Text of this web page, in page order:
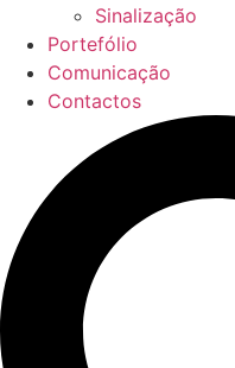
Sinalização
Portefólio
Comunicação
Contactos